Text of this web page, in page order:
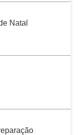
Natal